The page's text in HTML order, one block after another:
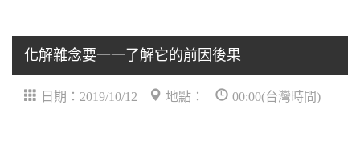
化解雜念要一一了解它的前因後果
日期：2019/10/12 地點： 00:00(台灣時間)